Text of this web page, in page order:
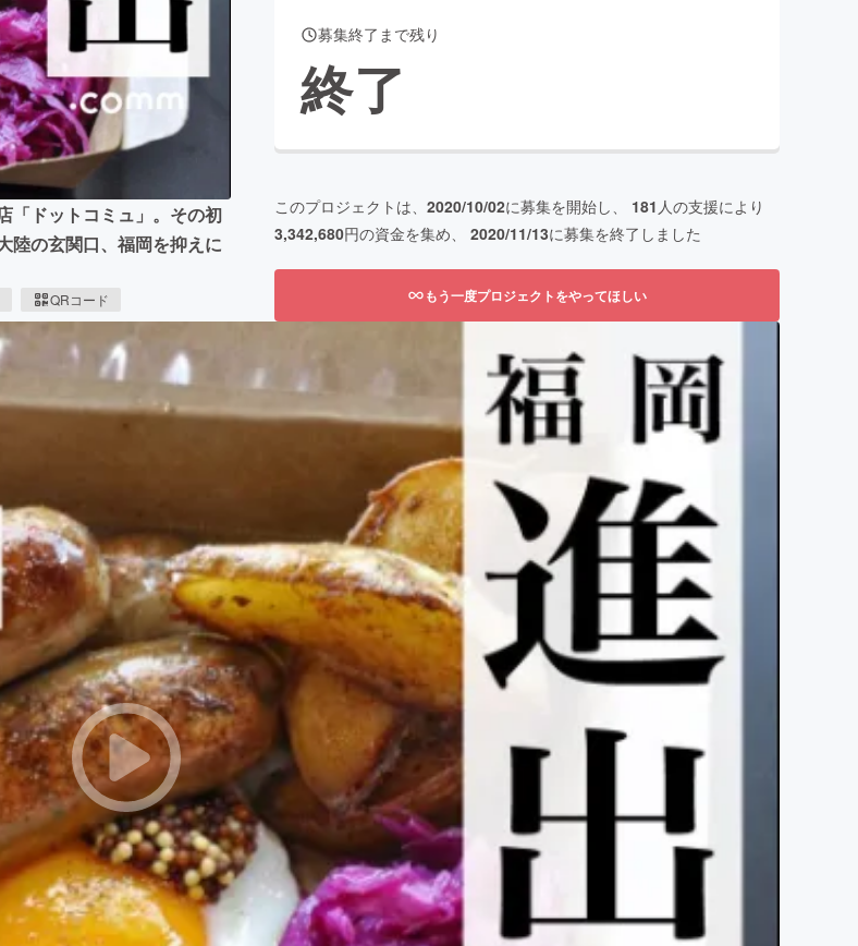
for Social GoodCAMPFIRE Creation
ふるさと納税
machi-yaコミュニティ
「ドットコミュ」。その初
陸の玄関口、福岡を抑えに
QRコード
募集終了まで残り
終了
このプロジェクトは、 2020/10/02に募集を開始し、 181 人の支援により
3,342,680円の資金を集め、 2020/11/13に募集を終了しました
もう一度プロジェクトをやってほしい